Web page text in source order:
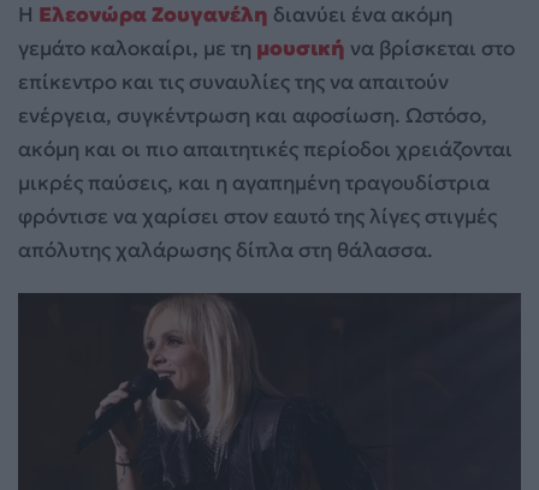
Η Ελεονώρα Ζουγανέλη διανύει ένα ακόμη
γεμάτο καλοκαίρι, με τη μουσική να βρίσκεται στο
επίκεντρο και τις συναυλίες της να απαιτούν
ενέργεια, συγκέντρωση και αφοσίωση. Ωστόσο,
ακόμη και οι πιο απαιτητικές περίοδοι χρειάζονται
μικρές παύσεις, και η αγαπημένη τραγουδίστρια
φρόντισε να χαρίσει στον εαυτό της λίγες στιγμές
απόλυτης χαλάρωσης δίπλα στη θάλασσα.